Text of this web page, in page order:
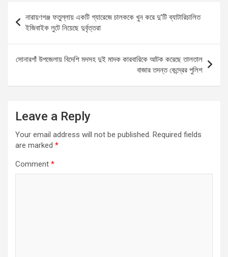
o
o
k
A
p
p
g
er
navigation
নারায়ণগঞ্জ ফতুল্লায় একটি গ্যারেজে চালককে খুন করে দু’টি ব্যাটারিচালিত
ইজিবাইক লুটে নিয়েছে দুর্বৃত্তরা
সোনারগাঁ উপজেলায় বিদেশি মদসহ দুই মাদক কারবারিকে আটক করেছে তালতাল
বাজার তদন্ত কেন্দ্রের পুলিশ
Leave a Reply
Your email address will not be published. Required fields
are marked *
Comment *